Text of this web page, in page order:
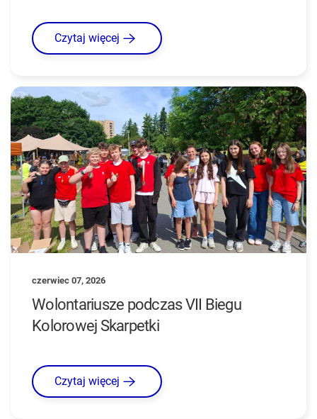
Czytaj więcej
czerwiec 07, 2026
Wolontariusze podczas VII Biegu
Kolorowej Skarpetki
Czytaj więcej